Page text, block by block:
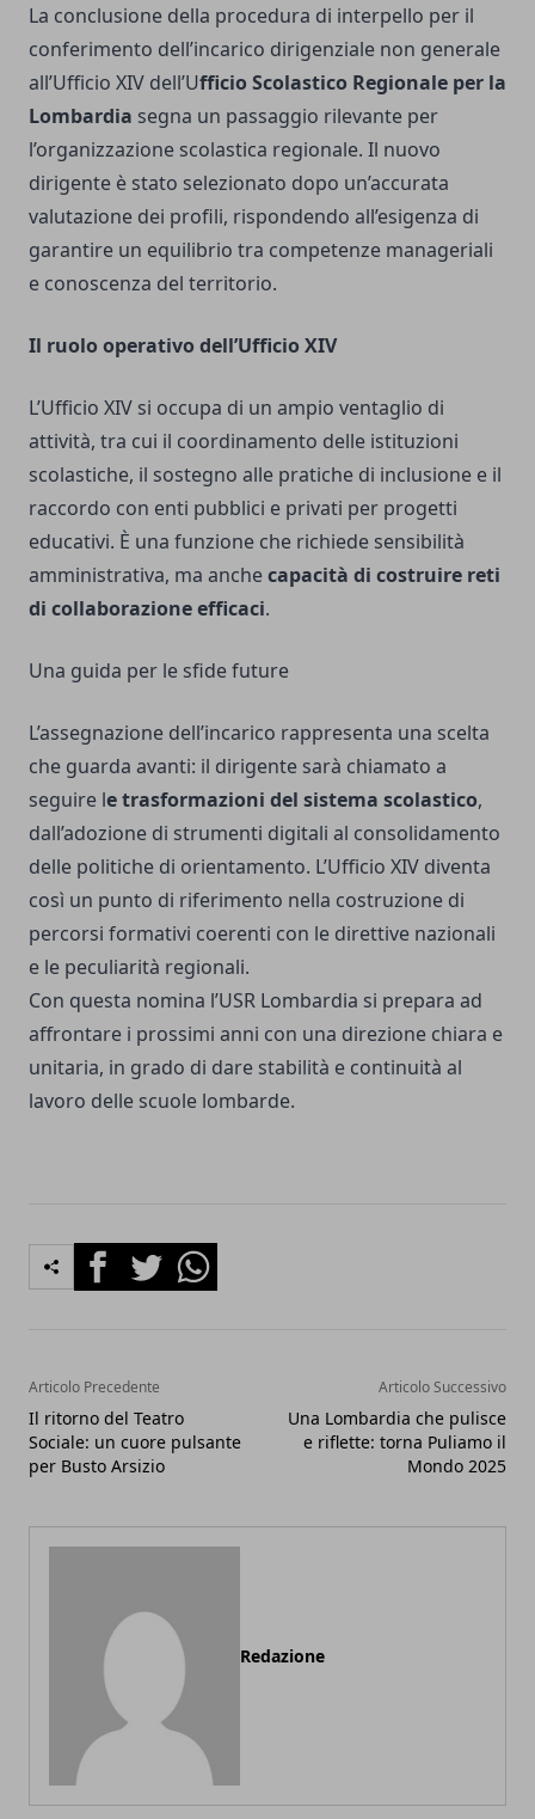
La conclusione della procedura di interpello per il
conferimento dell’incarico dirigenziale non generale
all’Ufficio XIV dell’Ufficio Scolastico Regionale per la
Lombardia segna un passaggio rilevante per
l’organizzazione scolastica regionale. Il nuovo
dirigente è stato selezionato dopo un’accurata
valutazione dei profili, rispondendo all’esigenza di
garantire un equilibrio tra competenze manageriali
e conoscenza del territorio.
Il ruolo operativo dell’Ufficio XIV
L’Ufficio XIV si occupa di un ampio ventaglio di
attività, tra cui il coordinamento delle istituzioni
scolastiche, il sostegno alle pratiche di inclusione e il
raccordo con enti pubblici e privati per progetti
educativi. È una funzione che richiede sensibilità
amministrativa, ma anchecapacità di costruire reti
di collaborazione efficaci.
Una guida per le sfide future
L’assegnazione dell’incarico rappresenta una scelta
che guarda avanti: il dirigente sarà chiamato a
seguire le trasformazioni del sistema scolastico,
dall’adozione di strumenti digitali al consolidamento
delle politiche di orientamento. L’Ufficio XIV diventa
così un punto di riferimento nella costruzione di
percorsi formativi coerenti con le direttive nazionali
e le peculiarità regionali.
Con questa nomina l’USR Lombardia si prepara ad
affrontare i prossimi anni con una direzione chiara e
unitaria, in grado di dare stabilità e continuità al
lavoro delle scuole lombarde.
FacebookTwitterWhatsapp
Articolo Precedente
Il ritorno del Teatro
Sociale: un cuore pulsante
per Busto Arsizio
Articolo Successivo
Una Lombardia che pulisce
e riflette: torna Puliamo il
Mondo 2025
Redazione